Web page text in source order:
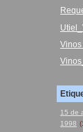
Vinos
15 de
1998